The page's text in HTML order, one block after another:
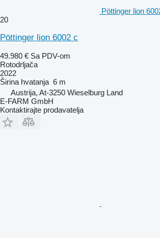
Pöttinger lion
20
Pöttinger lion 6002 c
49.980 € Sa PDV-om
Rotodrljača
2022
Širina hvatanja 6 m
Austrija, At-3250 Wieselburg Land
E-FARM GmbH
Kontaktirajte prodavatelja